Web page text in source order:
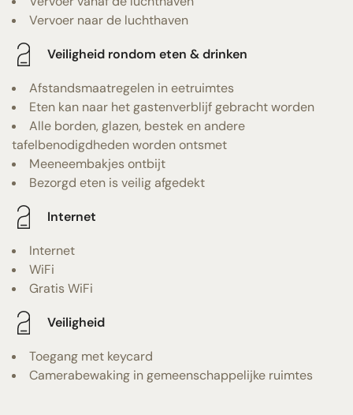
Vervoer naar de luchthaven
Veiligheid rondom eten & drinken
Afstandsmaatregelen in eetruimtes
Eten kan naar het gastenverblijf gebracht worden
Alle borden, glazen, bestek en andere
tafelbenodigdheden worden ontsmet
Meeneembakjes ontbijt
Bezorgd eten is veilig afgedekt
Internet
Internet
WiFi
Gratis WiFi
Veiligheid
Toegang met keycard
Camerabewaking in gemeenschappelijke ruimtes